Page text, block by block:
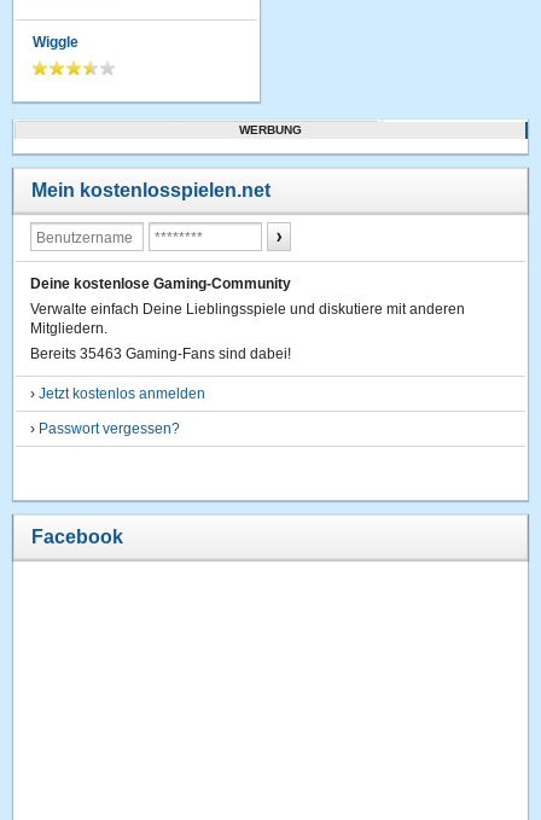
Wiggle
WERBUNG
Mein kostenlosspielen.net
Deine kostenlose Gaming-Community
Verwalte einfach Deine Lieblingsspiele und diskutiere mit anderen
Mitgliedern.
Bereits 35463 Gaming-Fans sind dabei!
›Jetzt kostenlos anmelden
› Passwort vergessen?
Facebook